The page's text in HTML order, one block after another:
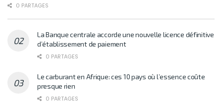
0 PARTAGES
La Banque centrale accorde une nouvelle licence définitive
d’établissement de paiement
0 PARTAGES
Le carburant en Afrique: ces 10 pays où l’essence coûte
presque rien
0 PARTAGES